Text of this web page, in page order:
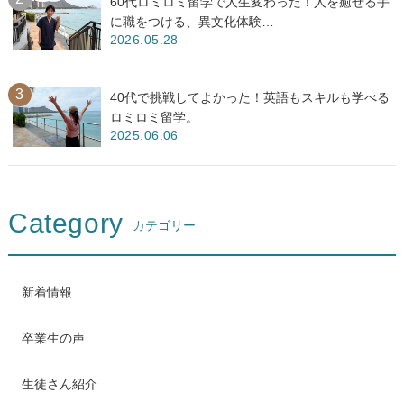
に職をつける、異文化体験…
2026.05.28
40代で挑戦してよかった！英語もスキルも学べる
ロミロミ留学。
2025.06.06
Category カテゴリー
新着情報
卒業生の声
生徒さん紹介